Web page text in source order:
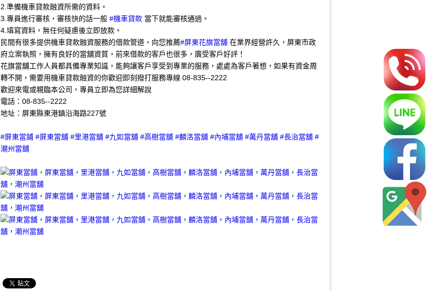
2.準備機車貸款融資所需的資料。
3.專員進行審核，審核快的話一般 #機車貸款當下就能審核通過。
4.填寫資料，無任何疑慮後立即放款。
民間有很多提供機車貸款融資服務的借款管道，向您推薦#屏東花旗當舖在業界經營許久，屏東市政
府立案執照，擁有良好的當舖資質，前來借款的客戶也很多，廣受客戶好評！
花旗當舖工作人員都具備專業知識，能夠讓客戶享受到專業的服務，處處為客戶著想，如果有資金周
轉不開，需要用機車貸款融資的你歡迎即刻撥打服務專線 08-835--2222
歡迎來電或親臨本公司，專員立即為您詳細解說
電話：08-835--2222
地址：屏東縣東港鎮沿海路227號
#屏東當鋪 #屏東當舖 #里港當舖 #九如當舖 #高樹當舖 #麟洛當舖 #內埔當舖 #萬丹當舖 #長治當舖 #
潮州當舖